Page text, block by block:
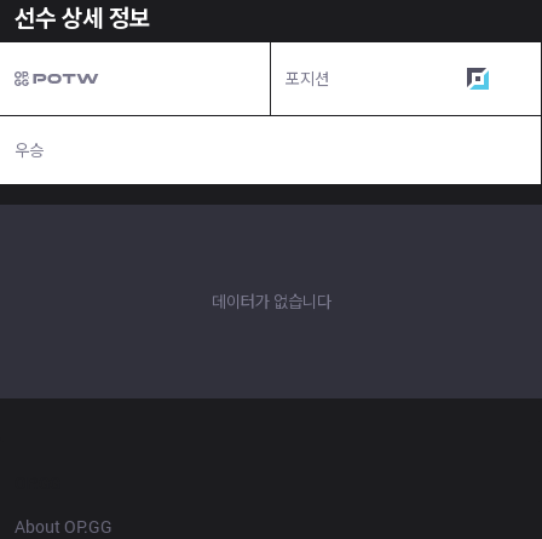
선수 상세 정보
포지션
우승
데이터가 없습니다
About OP.GG